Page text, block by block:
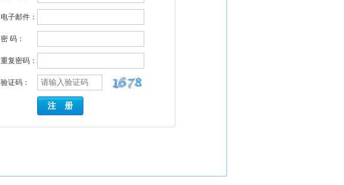
电子邮件：
密 码：
重复密码：
验证码：